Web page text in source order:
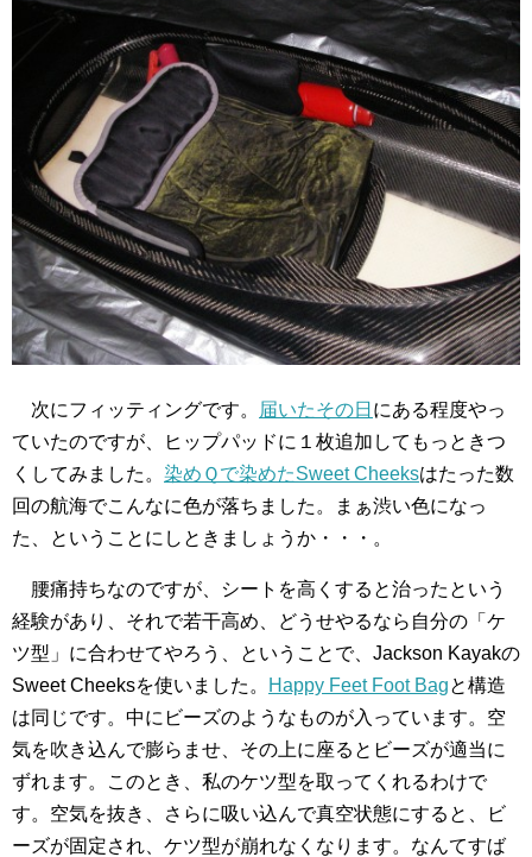
次にフィッティングです。 届いたその日 にある程度やっ
ていたのですが、ヒップパッドに１枚追加してもっときつ
くしてみました。 染めＱで染めたSweet Cheeksはたった数
回の航海でこんなに色が落ちました。まぁ渋い色になっ
た、ということにしときましょうか・・・。
腰痛持ちなのですが、シートを高くすると治ったという
経験があり、それで若干高め、どうせやるなら自分の「ケ
ツ型」に合わせてやろう、ということで、Jackson Kayakの
Sweet Cheeksを使いました。
Happy Feet Foot Bagと構造
は同じです。中にビーズのようなものが入っています。空
気を吹き込んで膨らませ、その上に座るとビーズが適当に
ずれます。このとき、私のケツ型を取ってくれるわけで
す。空気を抜き、さらに吸い込んで真空状態にすると、ビ
ーズが固定され、ケツ型が崩れなくなります。なんてすば